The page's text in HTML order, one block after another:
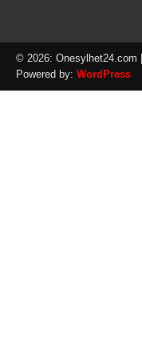
© 2026: Onesylhet24.com
Powered by: WordPress